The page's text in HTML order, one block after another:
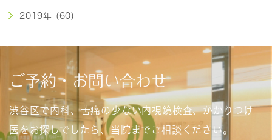
2019年 (60)
ご予約・お問い合わせ
渋谷区で内科、苦痛の少ない内視鏡検査、かかりつけ
医をお探しでしたら、当院までご相談ください。